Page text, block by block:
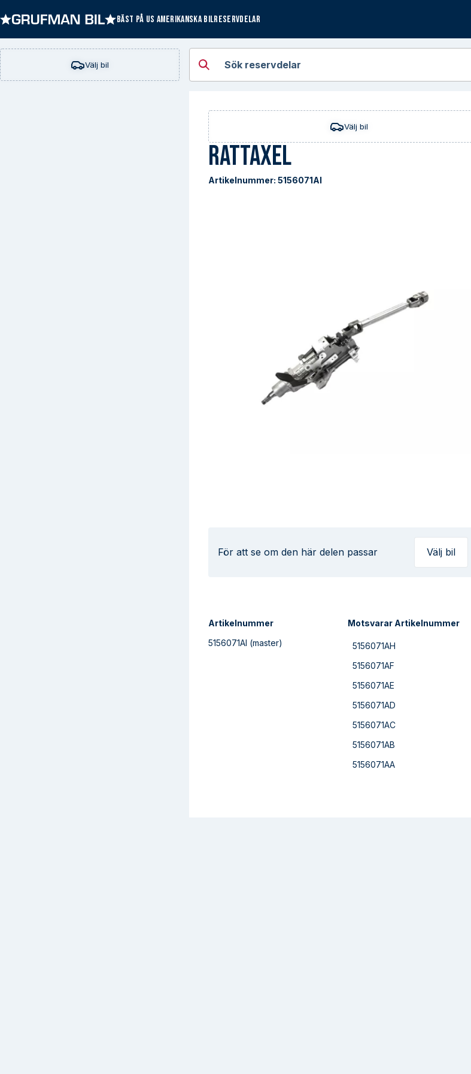
BÄST PÅ US AMERIKANSKA BILRESERVDELAR
Välj bil
Sök reservdelar
Välj bil
Rattaxel
Artikelnummer: 5156071AI
För att se om den här delen passar Välj bil
Artikelnummer
5156071AI (master)
Motsvarar Artikelnummer
5156071AH
5156071AF
5156071AE
5156071AD
5156071AC
5156071AB
5156071AA